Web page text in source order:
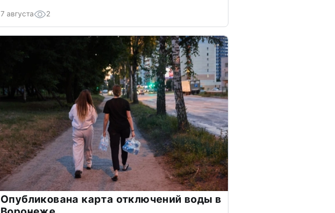
7 августа 2
Опубликована карта отключений воды в